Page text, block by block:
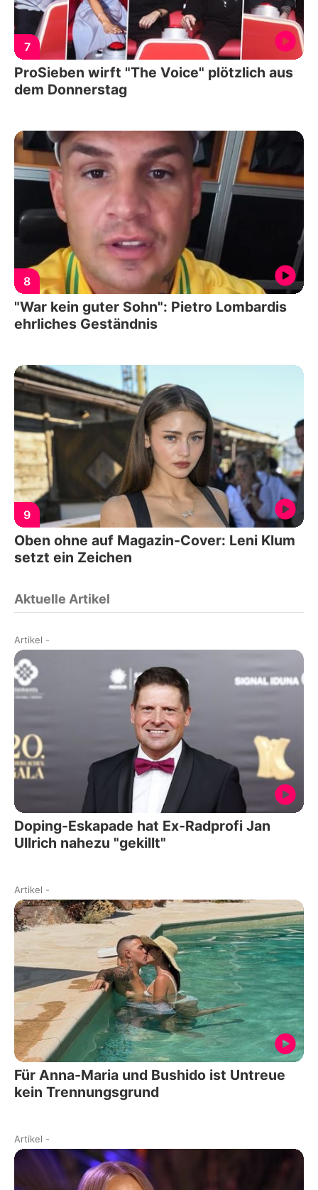
7
ProSieben wirft "The Voice" plötzlich aus
dem Donnerstag
8
"War kein guter Sohn": Pietro Lombardis
ehrliches Geständnis
9
Oben ohne auf Magazin-Cover: Leni Klum
setzt ein Zeichen
Aktuelle Artikel
Artikel -
Doping-Eskapade hat Ex-Radprofi Jan
Ullrich nahezu "gekillt"
Artikel -
Für Anna-Maria und Bushido ist Untreue
kein Trennungsgrund
Artikel -